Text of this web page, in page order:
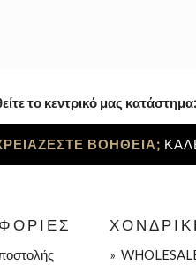
το κεντρικό μας κατάστημα:
ΒΟΗΘΕΙΑ;
»